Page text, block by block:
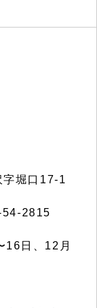
堀口17-1
2815
16日、12月